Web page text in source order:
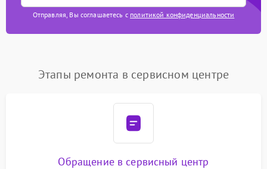
Отправляя, Вы соглашаетесь с политикой конфиденциальности
Этапы ремонта в сервисном центре
Обращение в сервисный центр